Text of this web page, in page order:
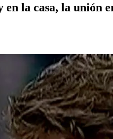
la casa, la unión